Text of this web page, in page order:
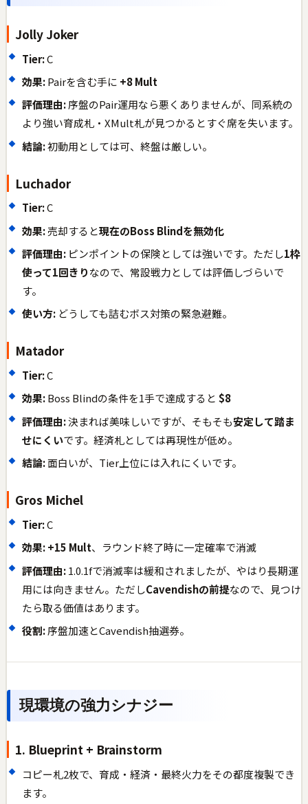
Jolly Joker
Tier:C
効果:Pairを含む手に +8 Mult
評価理由:序盤のPair運用なら悪くありませんが、同系統の
より強い育成札・XMult札が見つかるとすぐ席を失います。
結論:初動用としては可、終盤は厳しい。
Luchador
Tier:C
効果:売却すると現在のBoss Blindを無効化
評価理由:ピンポイントの保険としては強いです。ただし1枠
使って1回きりなので、常設戦力としては評価しづらいで
す。
使い方:どうしても詰むボス対策の緊急避難。
Matador
Tier:C
効果:Boss Blindの条件を1手で達成すると $8
評価理由:決まれば美味しいですが、そもそも安定して踏ま
せにくいです。経済札としては再現性が低め。
結論:面白いが、Tier上位には入れにくいです。
Gros Michel
Tier:C
効果:+15 Mult、ラウンド終了時に一定確率で消滅
評価理由:1.0.1fで消滅率は緩和されましたが、やはり長期運
用には向きません。ただしCavendishの前提なので、見つけ
たら取る価値はあります。
役割:序盤加速とCavendish抽選券。
現環境の強力シナジー
1. Blueprint + Brainstorm
コピー札2枚で、育成・経済・最終火力をその都度複製でき
ます。